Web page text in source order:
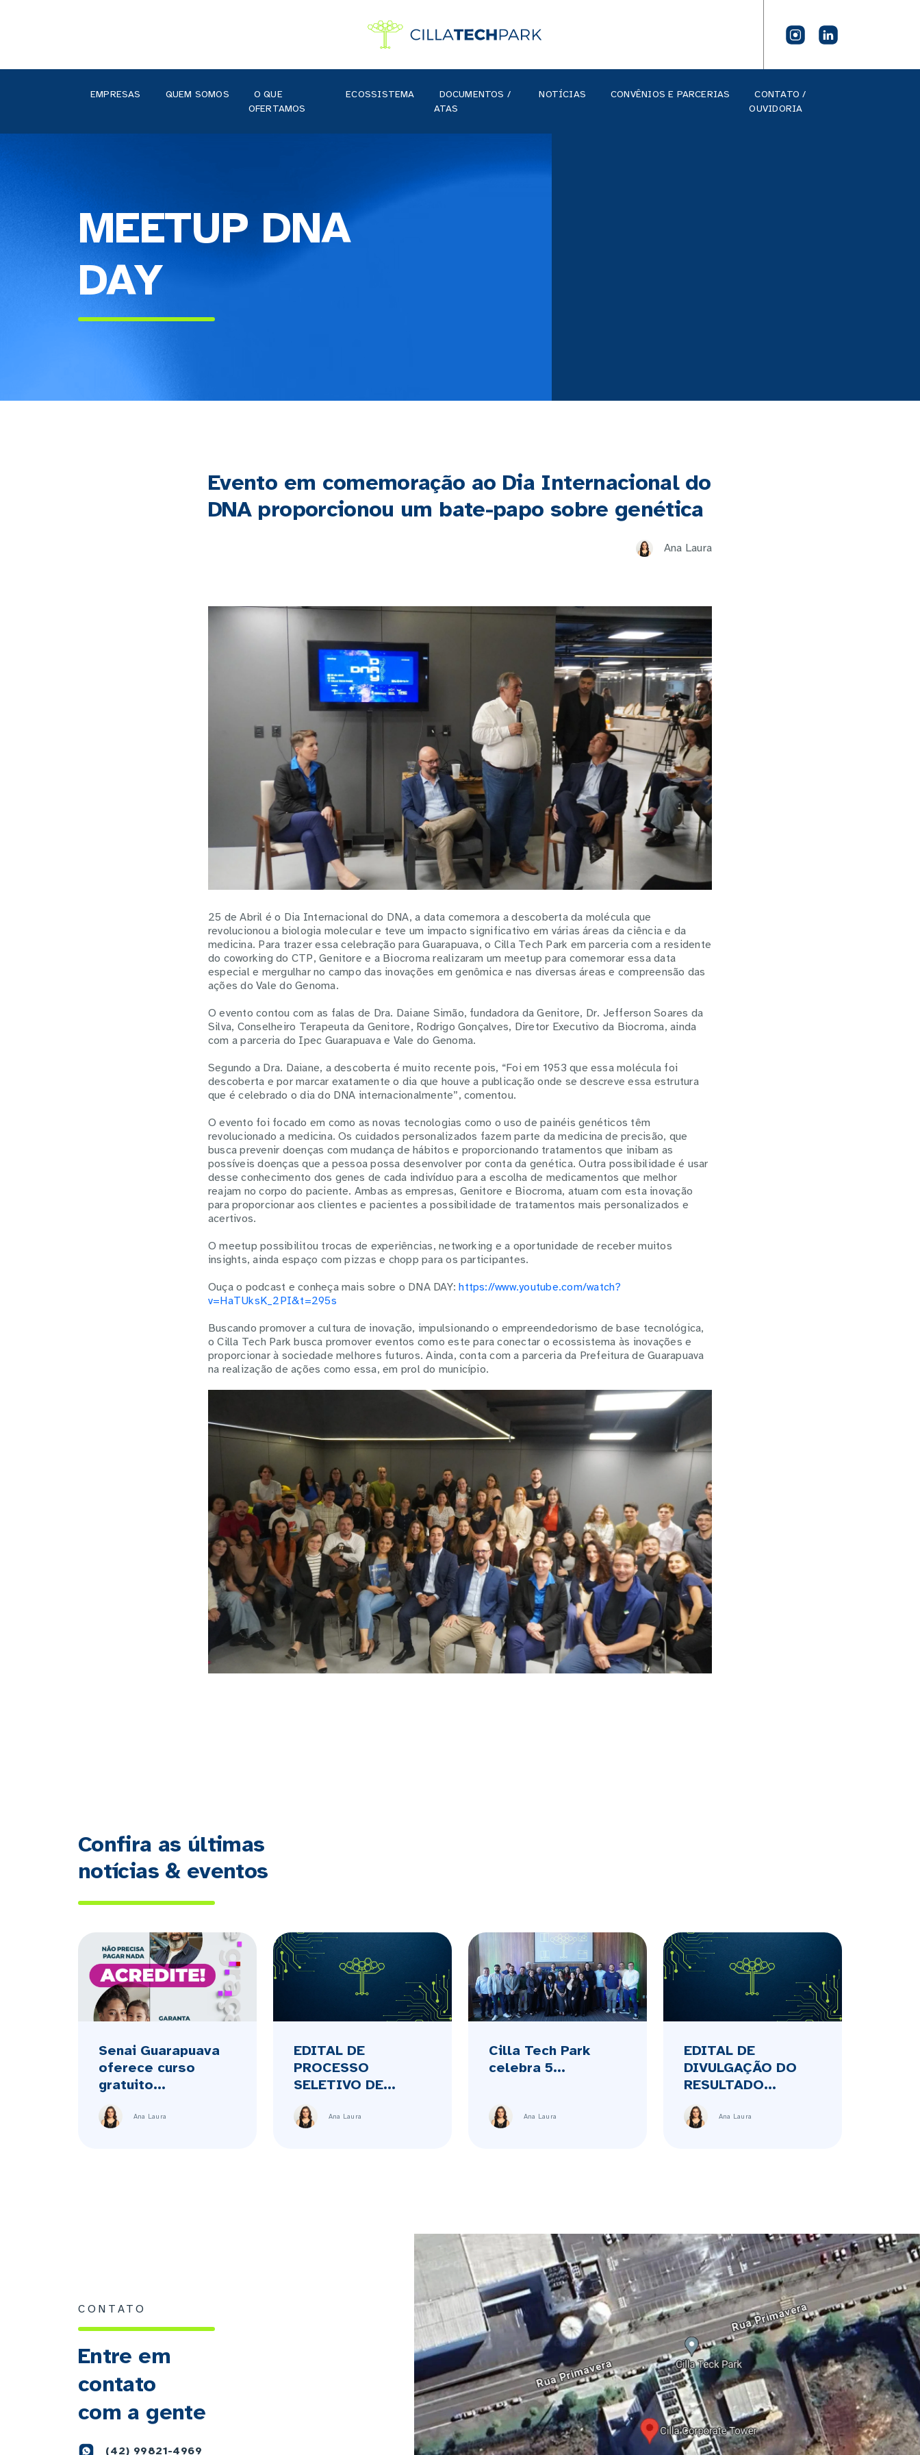
EMPRESAS QUEM SOMOS
O QUE
OFERTAMOS
ECOSSISTEMA
DOCUMENTOS /
ATAS
NOTÍCIAS CONVÊNIOS E PARCERIAS
CONTATO /
OUVIDORIA
MEETUP DNA
DAY
Evento em comemoração ao Dia Internacional do
DNA proporcionou um bate-papo sobre genética
Ana Laura
25 de Abril é o Dia Internacional do DNA, a data comemora a descoberta da molécula que
revolucionou a biologia molecular e teve um impacto significativo em várias áreas da ciência e da
medicina. Para trazer essa celebração para Guarapuava, o Cilla Tech Park em parceria com a residente
do coworking do CTP, Genitore e a Biocroma realizaram um meetup para comemorar essa data
especial e mergulhar no campo das inovações em genômica e nas diversas áreas e compreensão das
ações do Vale do Genoma.
O evento contou com as falas de Dra. Daiane Simão, fundadora da Genitore, Dr. Jefferson Soares da
Silva, Conselheiro Terapeuta da Genitore, Rodrigo Gonçalves, Diretor Executivo da Biocroma, ainda
com a parceria do Ipec Guarapuava e Vale do Genoma.
Segundo a Dra. Daiane, a descoberta é muito recente pois, “Foi em 1953 que essa molécula foi
descoberta e por marcar exatamente o dia que houve a publicação onde se descreve essa estrutura
que é celebrado o dia do DNA internacionalmente”, comentou.
O evento foi focado em como as novas tecnologias como o uso de painéis genéticos têm
revolucionado a medicina. Os cuidados personalizados fazem parte da medicina de precisão, que
busca prevenir doenças com mudança de hábitos e proporcionando tratamentos que inibam as
possíveis doenças que a pessoa possa desenvolver por conta da genética. Outra possibilidade é usar
desse conhecimento dos genes de cada indivíduo para a escolha de medicamentos que melhor
reajam no corpo do paciente. Ambas as empresas, Genitore e Biocroma, atuam com esta inovação
para proporcionar aos clientes e pacientes a possibilidade de tratamentos mais personalizados e
acertivos.
O meetup possibilitou trocas de experiências, networking e a oportunidade de receber muitos
insights, ainda espaço com pizzas e chopp para os participantes.
Ouça o podcast e conheça mais sobre o DNA DAY:https://www.youtube.com/watch?
v=HaTUksK_2PI&t=295s
Buscando promover a cultura de inovação, impulsionando o empreendedorismo de base tecnológica,
o Cilla Tech Park busca promover eventos como este para conectar o ecossistema às inovações e
proporcionar à sociedade melhores futuros. Ainda, conta com a parceria da Prefeitura de Guarapuava
na realização de ações como essa, em prol do município.
Confira as últimas
notícias & eventos
Senai Guarapuava
oferece curso
gratuito...
Ana Laura
EDITAL DE
PROCESSO
SELETIVO DE...
Ana Laura
Cilla Tech Park
celebra 5...
Ana Laura
EDITAL DE
DIVULGAÇÃO DO
RESULTADO...
Ana Laura
CONTATO
Entre em
contato
com a gente
(42) 99821-4969